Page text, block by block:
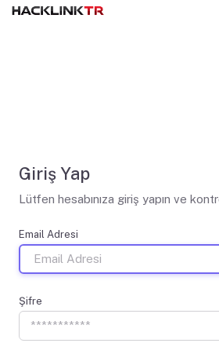
Giriş Yap
Lütfen hesabınıza giriş yapın ve
Email Adresi
Şifre